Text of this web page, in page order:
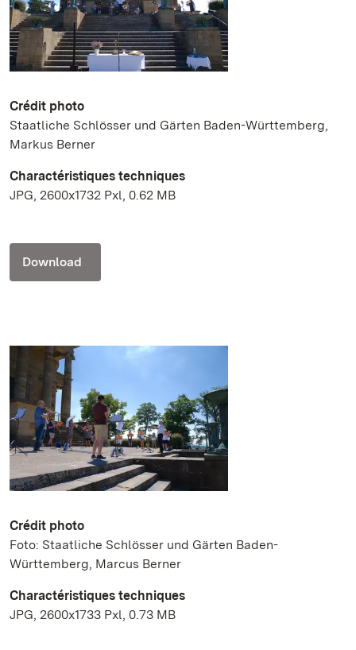
Crédit photo
Staatliche Schlösser und Gärten Baden-Württemberg,
Markus Berner
Charactéristiques techniques
JPG, 2600x1732 Pxl, 0.62 MB
Download
Crédit photo
Foto: Staatliche Schlösser und Gärten Baden-
Württemberg, Marcus Berner
Charactéristiques techniques
JPG, 2600x1733 Pxl, 0.73 MB